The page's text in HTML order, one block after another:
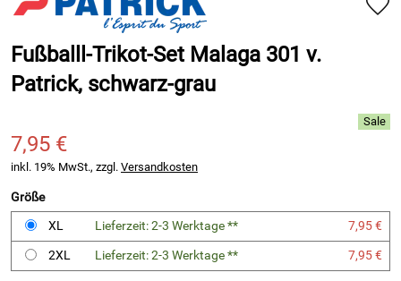
Fußballl-Trikot-Set Malaga 301 v.
Patrick, schwarz-grau
7,95 €
inkl. 19% MwSt., zzgl. Versandkosten
Größe
XL
Lieferzeit: 2-3 Werktage **
7,95 €
2XL
Lieferzeit: 2-3 Werktage ** 7,95 €